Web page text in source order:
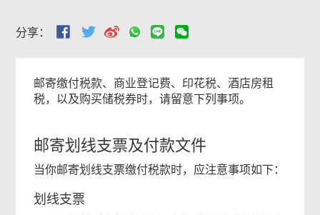
分享：
邮寄缴付税款、商业登记费、印花税、酒店房租
税，以及购买储税券时，请留意下列事项。
邮寄划线支票及付款文件
当你邮寄划线支票缴付税款时，应注意事项如下：
划线支票